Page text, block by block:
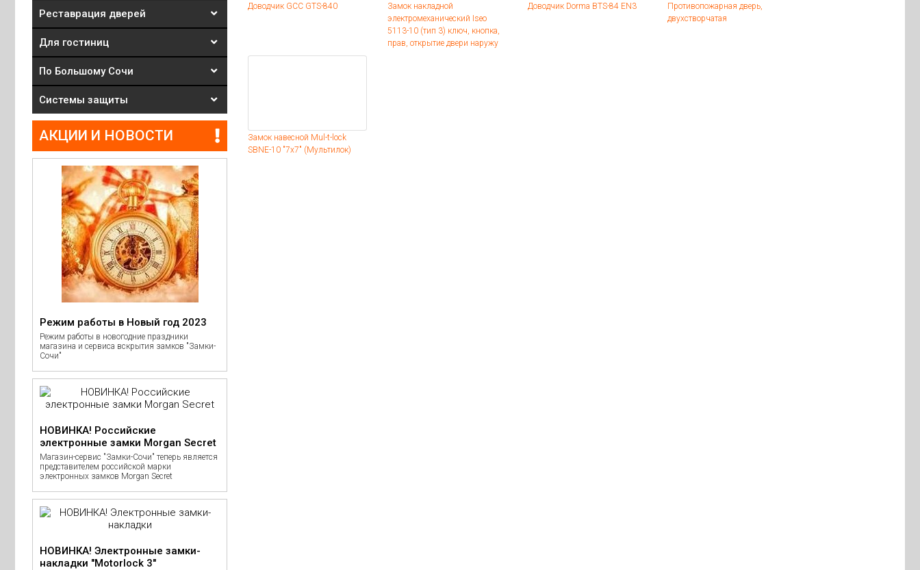
Реставрация дверей
Для гостиниц
По Большому Сочи
Системы защиты
АКЦИИ И НОВОСТИ
Режим работы в Новый год 2023
Режим работы в новогодние праздники
магазина и сервиса вскрытия замков "Замки-
Сочи"
НОВИНКА! Российские
электронные замки Morgan Secret
Магазин-сервис "Замки-Сочи" теперь является
представителем российской марки
электронных замков Morgan Secret
НОВИНКА! Электронные замки-
накладки "Motorlock 3"
Доводчик GCC GTS-840
Замок накладной
электромеханический Iseo
5113-10 (тип 3) ключ, кнопка,
прав, открытие двери наружу
Доводчик Dorma BTS-84 EN3
Противопожарная дверь,
двухстворчатая
Замок навесной Mul-t-lock
SBNE-10 "7x7" (Мультилок)